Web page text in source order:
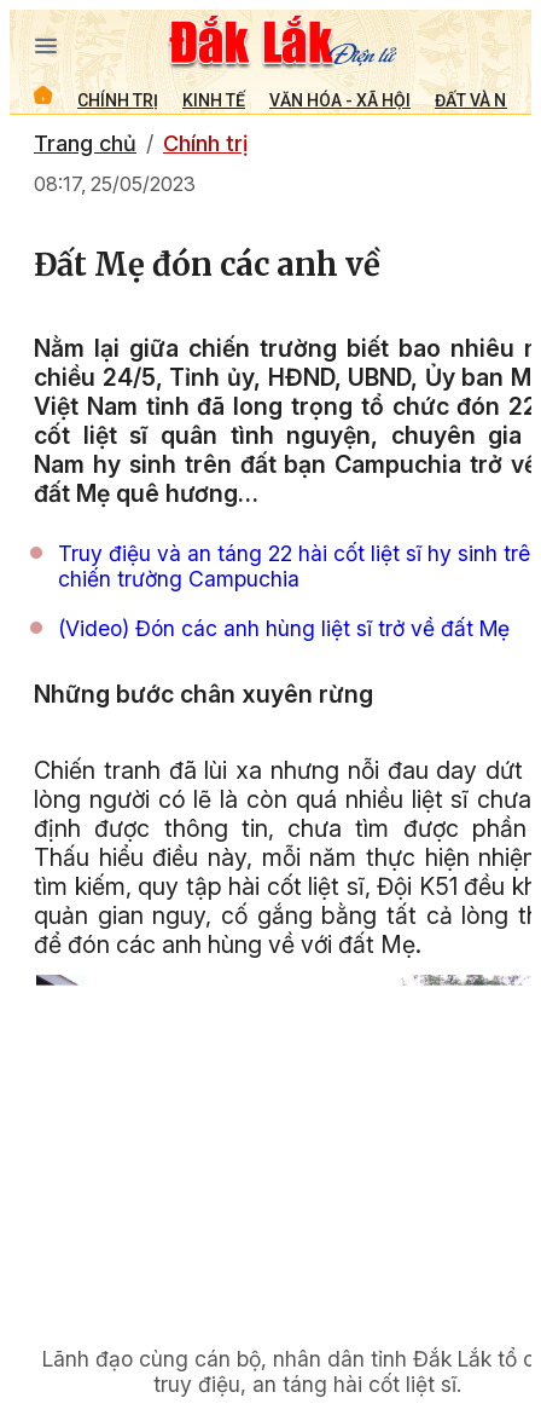
CHÍNH TRỊ KINH TẾ VĂN HÓA - XÃ HỘI ĐẤT VÀ
Trang chủ Chính trị
08:17, 25/05/2023
Đất Mẹ đón các anh về
Nằm lại giữa chiến trường biết bao nhiêu
chiều 24/5, Tỉnh ủy, HĐND, UBND, Ủy ban
Việt Nam tỉnh đã long trọng tổ chức đón
cốt liệt sĩ quân tình nguyện, chuyên gia
Nam hy sinh trên đất bạn Campuchia trở
đất Mẹ quê hương…
Truy điệu và an táng 22 hài cốt liệt sĩ hy sinh trên
chiến trường Campuchia
(Video) Đón các anh hùng liệt sĩ trở về đất Mẹ
Những bước chân xuyên rừng
Chiến tranh đã lùi xa nhưng nỗi đau day dứt
lòng người có lẽ là còn quá nhiều liệt sĩ chưa
định được thông tin, chưa tìm được phần
Thấu hiểu điều này, mỗi năm thực hiện
tìm kiếm, quy tập hài cốt liệt sĩ, Đội K51 đều
quản gian nguy, cố gắng bằng tất cả lòng
để đón các anh hùng về với đất Mẹ.
Lãnh đạo cùng cán bộ, nhân dân tỉnh Đắk Lắk tổ
truy điệu, an táng hài cốt liệt sĩ.